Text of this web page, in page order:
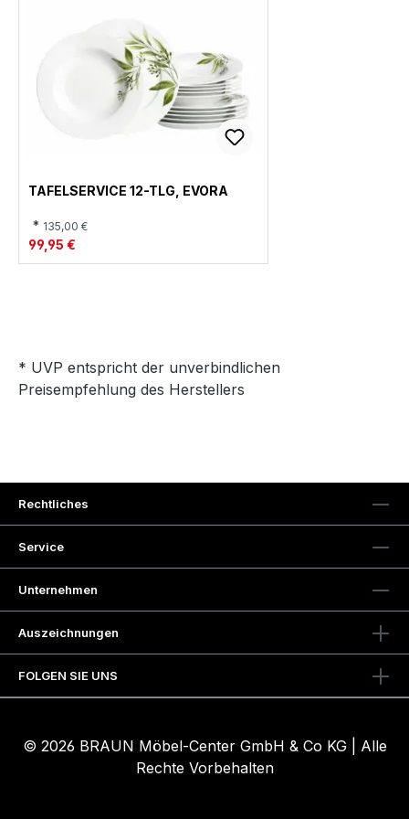
TAFELSERVICE 12-TLG, EVORA
* 135,00 €
99,95 €
* UVP entspricht der unverbindlichen
Preisempfehlung des Herstellers
Rechtliches
Service
Unternehmen
Auszeichnungen
FOLGEN SIE UNS
© 2026 BRAUN Möbel-Center GmbH & Co KG | Alle
Rechte Vorbehalten